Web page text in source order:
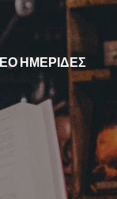
ΗΜΕΡΙΔΕΣ